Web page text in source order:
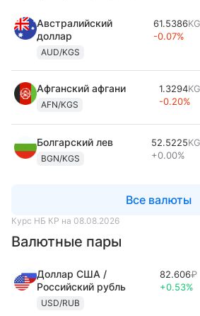
Австралийский
доллар
AUD/KGS
61.5386
-0.07%
Афганский афгани
AFN/KGS
1.3294
-0.20%
Болгарский лев
BGN/KGS
52.5225
+0.00%
Все валюты
Курс НБ КР на 08.08.2026
Валютные пары
Доллар США /
Российский рубль
USD/RUB
82.606₽
+0.53%